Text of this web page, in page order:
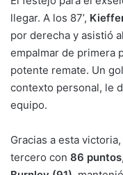
llegar. A los 87’,
por derecha y asistió
empalmar de primera
potente remate. Un
contexto personal, le
equipo.
Gracias a esta victoria,
tercero con 86 puntos